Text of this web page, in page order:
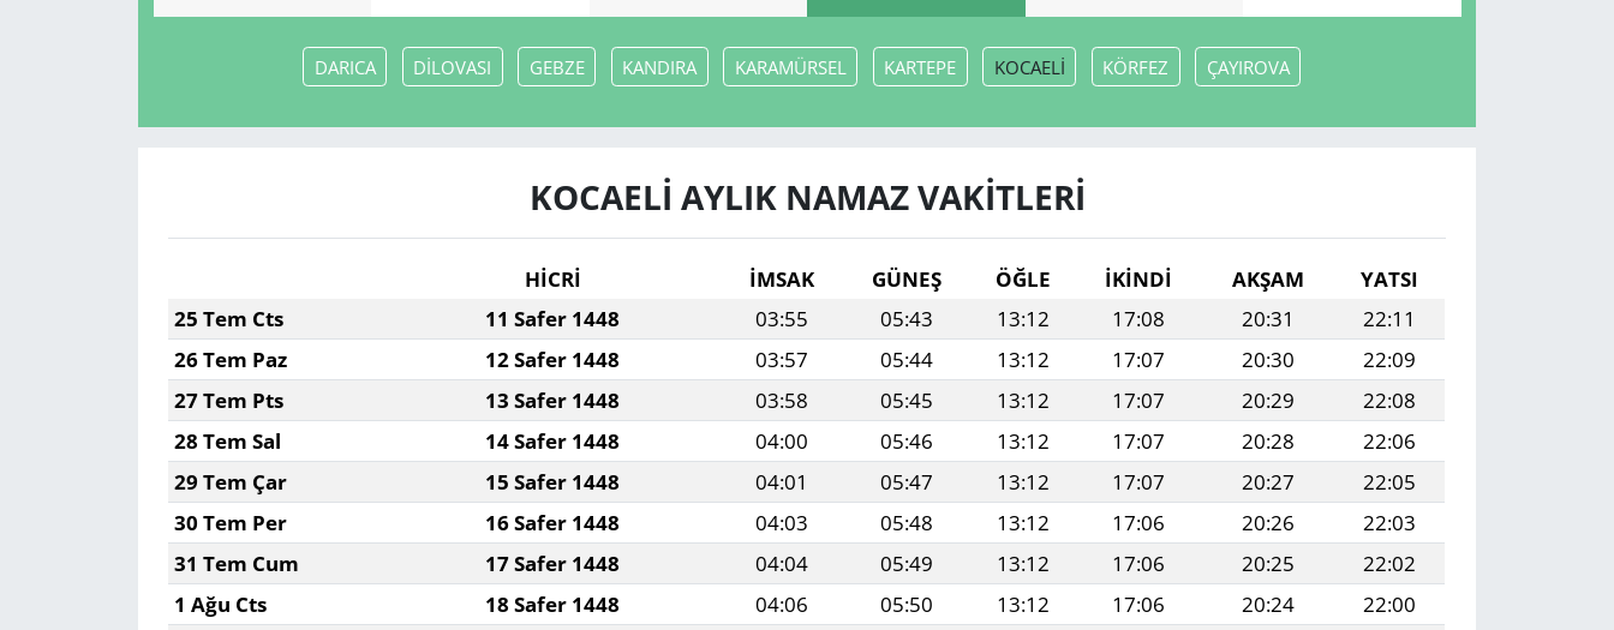
DARICA DİLOVASI GEBZE KANDIRA KARAMÜRSEL KARTEPE KOCAELİ KÖRFEZ ÇAYIROVA
KOCAELİ AYLIK NAMAZ VAKITLERI
HİCRİ İMSAK GÜNEŞ ÖĞLE İKINDI AKŞAM
YATSI
25 Tem Cts
11 Safer 1448 03:55 05:43 13:12 17:08 20:31
22:11
26 Tem Paz
12 Safer 1448 03:57 05:44 13:12 17:07 20:30
22:09
27 Tem Pts
13 Safer 1448 03:58 05:45 13:12 17:07 20:29
22:08
28 Tem Sal
14 Safer 1448 04:00 05:46 13:12 17:07 20:28
22:06
29 Tem Çar
15 Safer 1448 04:01 05:47 13:12 17:07 20:27
22:05
30 Tem Per
16 Safer 1448 04:03 05:48 13:12 17:06 20:26
22:03
31 Tem Cum
17 Safer 1448 04:04 05:49 13:12 17:06 20:25
22:02
1 Ağu Cts
18 Safer 1448 04:06 05:50 13:12 17:06 20:24
22:00